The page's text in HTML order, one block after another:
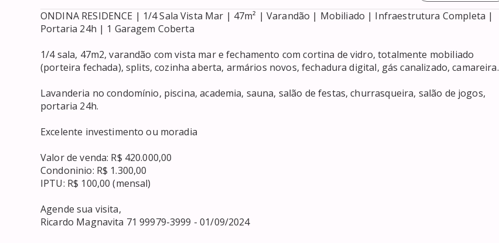
ONDINA RESIDENCE | 1/4 Sala Vista Mar | 47m² | Varandão | Mobiliado | Infraestrutura Completa |
Portaria 24h | 1 Garagem Coberta
1/4 sala, 47m2, varandão com vista mar e fechamento com cortina de vidro, totalmente mobiliado
(porteira fechada), splits, cozinha aberta, armários novos, fechadura digital, gás canalizado, camareira.
Lavanderia no condomínio, piscina, academia, sauna, salão de festas, churrasqueira, salão de jogos,
portaria 24h.
Excelente investimento ou moradia
Valor de venda: R$ 420.000,00
Condoninio: R$ 1.300,00
IPTU: R$ 100,00 (mensal)
Agende sua visita,
Ricardo Magnavita 71 99979-3999 - 01/09/2024